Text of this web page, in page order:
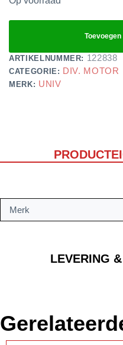
ARTIKELNUMMER: 122838
CATEGORIE: DIV. MOTOR
MERK: UNIV
LEVERING
Merk